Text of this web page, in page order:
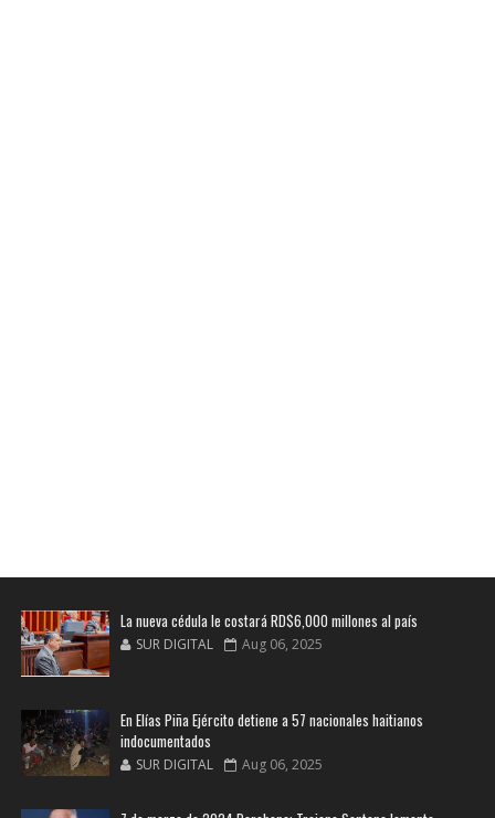
La nueva cédula le costará RD$6,000 millones al país
SUR DIGITAL Aug 06, 2025
En Elías Piña Ejército detiene a 57 nacionales haitianos
indocumentados
SUR DIGITAL Aug 06, 2025